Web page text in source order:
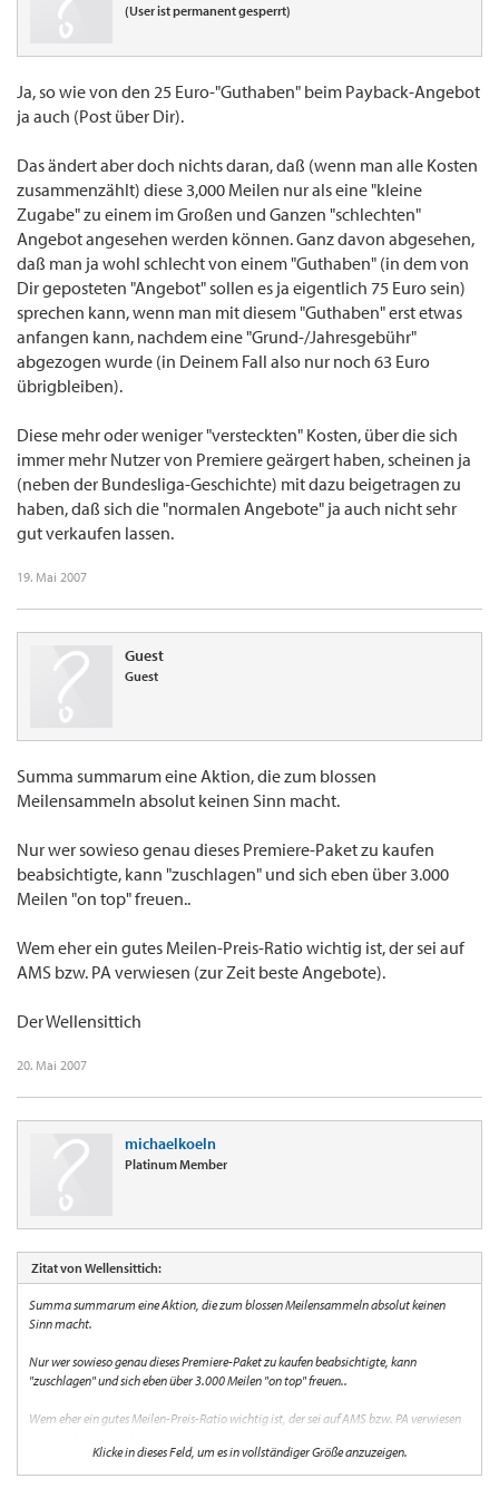
(User ist permanent gesperrt)
Ja, so wie von den 25 Euro-"Guthaben" beim Payback-Angebot
ja auch (Post über Dir).
Das ändert aber doch nichts daran, daß (wenn man alle Kosten
zusammenzählt) diese 3,000 Meilen nur als eine "kleine
Zugabe" zu einem im Großen und Ganzen "schlechten"
Angebot angesehen werden können. Ganz davon abgesehen,
daß man ja wohl schlecht von einem "Guthaben" (in dem von
Dir geposteten "Angebot" sollen es ja eigentlich 75 Euro sein)
sprechen kann, wenn man mit diesem "Guthaben" erst etwas
anfangen kann, nachdem eine "Grund-/Jahresgebühr"
abgezogen wurde (in Deinem Fall also nur noch 63 Euro
übrigbleiben).
Diese mehr oder weniger "versteckten" Kosten, über die sich
immer mehr Nutzer von Premiere geärgert haben, scheinen ja
(neben der Bundesliga-Geschichte) mit dazu beigetragen zu
haben, daß sich die "normalen Angebote" ja auch nicht sehr
gut verkaufen lassen.
19. Mai 2007
Guest
Guest
Summa summarum eine Aktion, die zum blossen
Meilensammeln absolut keinen Sinn macht.
Nur wer sowieso genau dieses Premiere-Paket zu kaufen
beabsichtigte, kann "zuschlagen" und sich eben über 3.000
Meilen "on top" freuen..
Wem eher ein gutes Meilen-Preis-Ratio wichtig ist, der sei auf
AMS bzw. PA verwiesen (zur Zeit beste Angebote).
Der Wellensittich
20. Mai 2007
michaelkoeln
Platinum Member
Zitat von Wellensittich:
Summa summarum eine Aktion, die zum blossen Meilensammeln absolut keinen
Sinn macht.
Nur wer sowieso genau dieses Premiere-Paket zu kaufen beabsichtigte, kann
"zuschlagen" und sich eben über 3.000 Meilen "on top" freuen..
Wem eher ein gutes Meilen-Preis-Ratio wichtig ist, der sei auf AMS bzw. PA verwiesen
Der Wellensittich
Klicke in dieses Feld, um es in vollständiger Größe anzuzeigen.